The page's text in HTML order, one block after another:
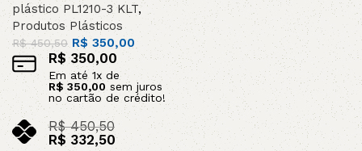
plástico PL1210-3 KLT,
Produtos Plásticos
R$450,50 R$ 350,00
R$ 350,00
Em até 1x de
R$ 350,00 sem juros
no cartão de crédito!
R$450,50
R$332,50